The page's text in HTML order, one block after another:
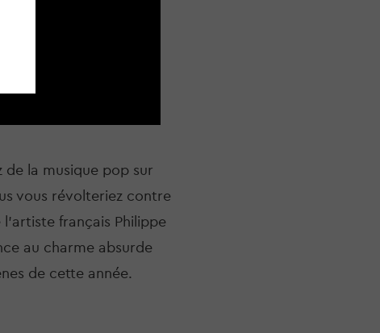
de la musique pop sur
vous révolteriez contre
français Philippe
au charme absurde
de cette année.